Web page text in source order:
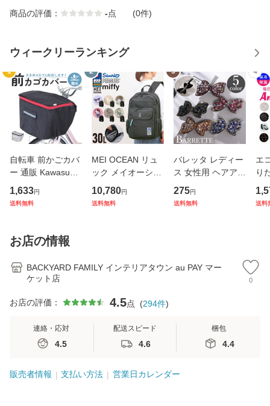
商品の評価： -点 (0件)
ウィークリーランキング
1
自転車 前かごカバ
ー 通販 Kawasumi
カワスミ 前カゴカ
バー バスケット カ
カバー 前 Keia＋
かわ
1,633円
送料無料
2
MEI OCEAN リュ
ック メイオーシャ
ン 6206 通販 リュ
ックサック バック
10,780円
送料無料
3
バレッタ レディー
ス 女性用 ヘアアク
セサリー リボン ラ
インストーン キラ
275円
送料無料
4
エ
り
ト
ア
送料
お店の情報
BACKYARD FAMILY インテリアタウン au PAY マー
ケット店
0
お店の評価： 4.5点 (294件)
連絡・応対
4.5
配送スピード
4.6
梱包
4.4
販売者情報 支払い方法 営業日カレンダー